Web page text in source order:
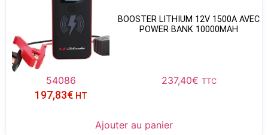
BOOSTER LITHIUM 12V 1500A AVEC
POWER BANK 10000MAH
54086 237,40€ TTC
197,83€ HT
Ajouter au panier